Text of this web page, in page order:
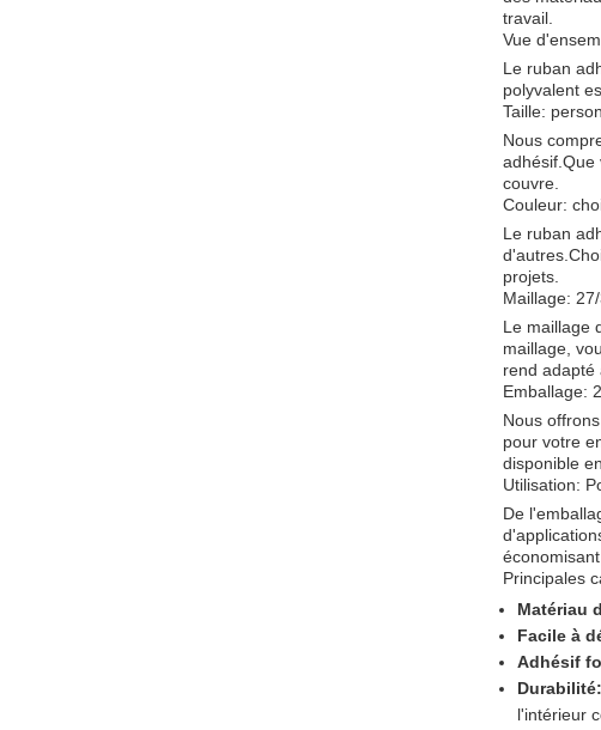
travail.
Vue
Le ruban
polyvalent
Taille:
Nous
adhésif.Que
couvre.
Couleur:
Le ruban
projets.
Maillage:
Le maillage
maillage,
rend adapté
Emballage:
Nous
pour votre
disponible
Utilisation:
De
Principales
Matériau
Facile à
Adhésif
Durabilité:
l'intérieur